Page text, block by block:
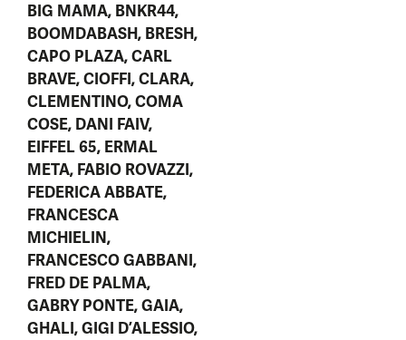
BIG MAMA, BNKR44,
BOOMDABASH, BRESH,
CAPO PLAZA, CARL
BRAVE, CIOFFI, CLARA,
CLEMENTINO, COMA
COSE, DANI FAIV,
EIFFEL 65, ERMAL
META, FABIO ROVAZZI,
FEDERICA ABBATE,
FRANCESCA
MICHIELIN,
FRANCESCO GABBANI,
FRED DE PALMA,
GABRY PONTE, GAIA,
GHALI, GIGI D’ALESSIO,